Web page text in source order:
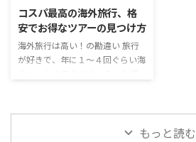
テルグループ。 名だたるホテル
が連なるグループで、 日本にあ
るホテルも数多く、日本では46
ホテルがラインナップしていま
す。 &nbsp …
コスパ最高の海外旅行、格
安でお得なツアーの見つけ方
海外旅行は高い！の勘違い 旅行
が好きで、年に１～４回ぐらい海
れます。 でも海外旅行って、実
はそんなに高くないんです。 っもっと読む